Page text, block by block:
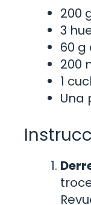
200
3
60 g
200
1
Una